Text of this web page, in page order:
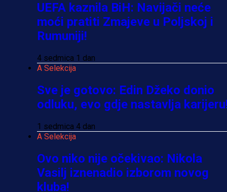
UEFA kaznila BiH: Navijači neće
moći pratiti Zmajeve u Poljskoj i
Rumuniji!
4 sedmica 1 dan
A Selekcija
Sve je gotovo: Edin Džeko donio
odluku, evo gdje nastavlja
1 sedmica 4 dan
A Selekcija
Ovo niko nije očekivao: Nikola
Vasilj iznenadio izborom novog
kluba!